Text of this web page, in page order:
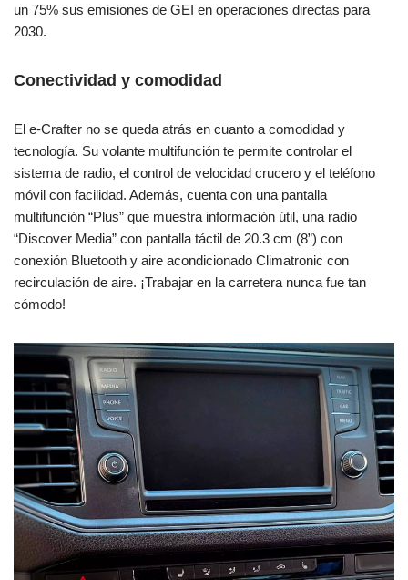
un 75% sus emisiones de GEI en operaciones directas para
2030.
Conectividad y comodidad
El e-Crafter no se queda atrás en cuanto a comodidad y
tecnología. Su volante multifunción te permite controlar el
sistema de radio, el control de velocidad crucero y el teléfono
móvil con facilidad. Además, cuenta con una pantalla
multifunción “Plus” que muestra información útil, una radio
“Discover Media” con pantalla táctil de 20.3 cm (8”) con
conexión Bluetooth y aire acondicionado Climatronic con
recirculación de aire. ¡Trabajar en la carretera nunca fue tan
cómodo!